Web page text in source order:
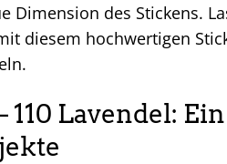
Dimension des Stickens.
diesem hochwertigen
Lavendel: